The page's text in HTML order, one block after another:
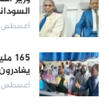
أغسطس 8, 2026
أغسطس 8, 2026